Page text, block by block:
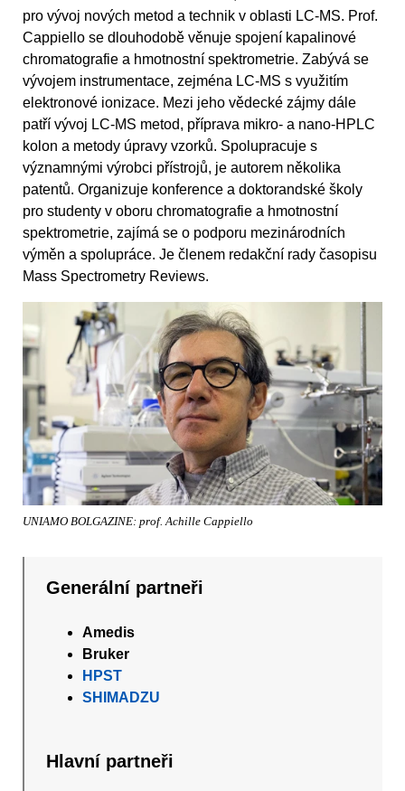
pro vývoj nových metod a technik v oblasti LC-MS. Prof.
Cappiello se dlouhodobě věnuje spojení kapalinové
chromatografie a hmotnostní spektrometrie. Zabývá se
vývojem instrumentace, zejména LC-MS s využitím
elektronové ionizace. Mezi jeho vědecké zájmy dále
patří vývoj LC-MS metod, příprava mikro- a nano-HPLC
kolon a metody úpravy vzorků. Spolupracuje s
významnými výrobci přístrojů, je autorem několika
patentů. Organizuje konference a doktorandské školy
pro studenty v oboru chromatografie a hmotnostní
spektrometrie, zajímá se o podporu mezinárodních
výměn a spolupráce. Je členem redakční rady časopisu
Mass Spectrometry Reviews.
UNIAMO BOLGAZINE: prof. Achille Cappiello
Generální partneři
Amedis
Bruker
HPST
SHIMADZU
Hlavní partneři